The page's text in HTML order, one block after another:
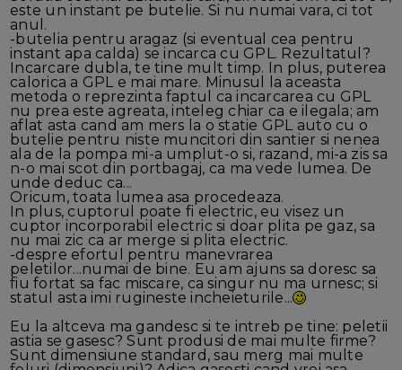
este un instant pe butelie. Si nu numai vara, ci tot
anul.
-butelia pentru aragaz (si eventual cea pentru
instant apa calda) se incarca cu GPL. Rezultatul?
Incarcare dubla, te tine mult timp. In plus, puterea
calorica a GPL e mai mare. Minusul la aceasta
metoda o reprezinta faptul ca incarcarea cu GPL
nu prea este agreata, inteleg chiar ca e ilegala; am
aflat asta cand am mers la o statie GPL auto cu o
butelie pentru niste muncitori din santier si nenea
ala de la pompa mi-a umplut-o si, razand, mi-a zis sa
n-o mai scot din portbagaj, ca ma vede lumea. De
unde deduc ca...
Oricum, toata lumea asa procedeaza.
In plus, cuptorul poate fi electric, eu visez un
cuptor incorporabil electric si doar plita pe gaz, sa
nu mai zic ca ar merge si plita electric.
-despre efortul pentru manevrarea
peletilor...numai de bine. Eu am ajuns sa doresc sa
fiu fortat sa fac miscare, ca singur nu ma urnesc; si
statul asta imi rugineste incheieturile...
Eu la altceva ma gandesc si te intreb pe tine: peletii
astia se gasesc? Sunt produsi de mai multe firme?
Sunt dimensiune standard, sau merg mai multe